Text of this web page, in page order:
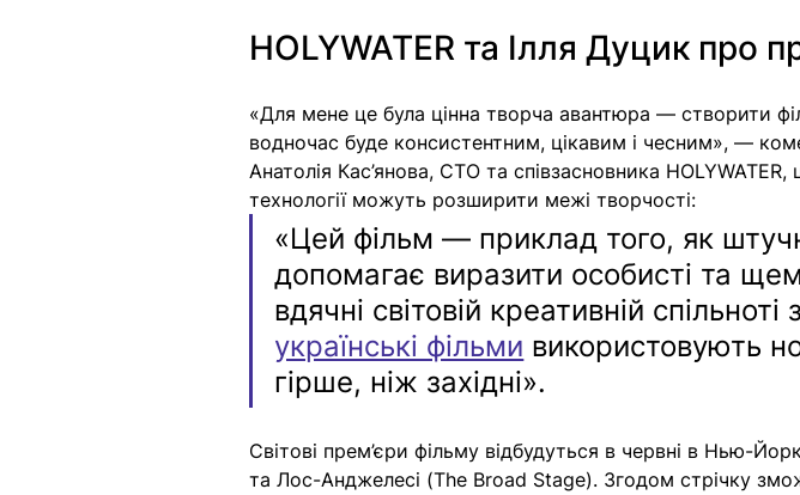
HOLYWATER та Ілля Дуцик про
«Для мене це була цінна творча авантюра — створити
водночас буде консистентним, цікавим і чесним», —
Анатолія Кас’янова, CTO та співзасновника
технології можуть розширити межі творчості:
«Цей фільм — приклад того, як
допомагає виразити особисті та
вдячні світовій креативній
українські фільми використовують
гірше, ніж західні».
Світові прем’єри фільму відбудуться в червні в Нью-
та Лос-Анджелесі (The Broad Stage). Згодом стрічку